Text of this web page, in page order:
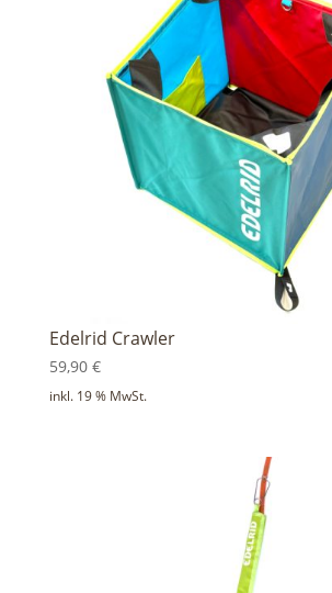
Edelrid Crawler
59,90 €
inkl. 19 % MwSt.